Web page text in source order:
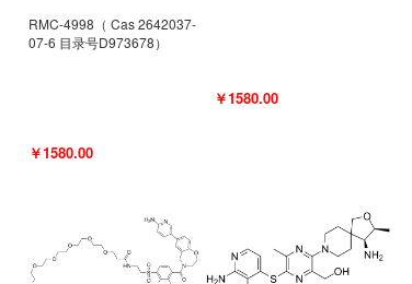
RMC-4998（ Cas 2642037-
07-6 目录号D973678）
￥1580.00
￥1580.00